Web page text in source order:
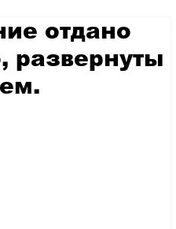
отдано
развернуты